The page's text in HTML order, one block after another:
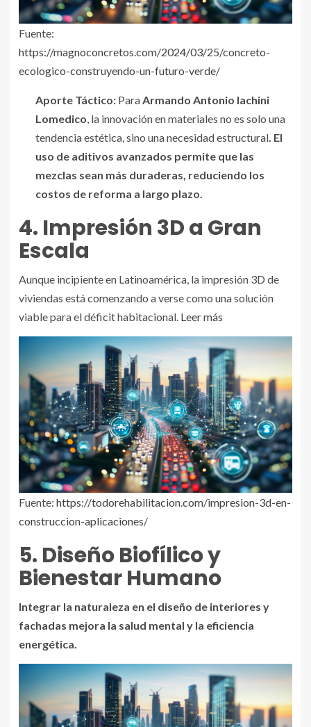
Fuente:
https://magnoconcretos.com/2024/03/25/concreto-
ecologico-construyendo-un-futuro-verde/
Aporte Táctico: ParaArmando Antonio Iachini
Lomedico, la innovación en materiales no es solo una
tendencia estética, sino una necesidad estructural. El
uso de aditivos avanzados permite que las
mezclas sean más duraderas, reduciendo los
costos de reforma a largo plazo.
4. Impresión 3D a Gran
Escala
Aunque incipiente en Latinoamérica, la impresión 3D de
viviendas está comenzando a verse como una solución
viable para el déficit habitacional. Leer más
Fuente: https://todorehabilitacion.com/impresion-3d-en-
construccion-aplicaciones/
5. Diseño Biofílico y
Bienestar Humano
Integrar la naturaleza en el diseño de interiores y
fachadas mejora la salud mental y la eficiencia
energética.